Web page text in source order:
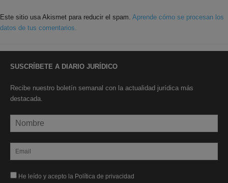
Este sitio usa Akismet para reducir el spam. Aprende cómo se procesan los
datos de tus comentarios.
SUSCRÍBETE A DIARIO JURÍDICO
Recibe nuestro boletín semanal con la actualidad jurídica más
destacada.
He leído y acepto la Política de privacidad